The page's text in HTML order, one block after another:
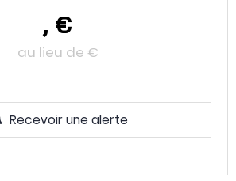
, €
au lieu de €
Recevoir une alerte